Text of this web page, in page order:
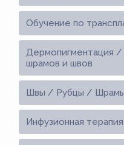
Обучение по
Дермопигментация /
шрамов и швов
Швы / Рубцы /
Инфузионная